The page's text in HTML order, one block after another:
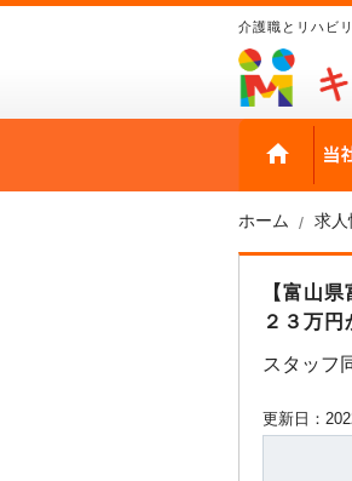
介護職とリハビ
ホーム 求人
【富山
２３万
スタッフ
更新日：